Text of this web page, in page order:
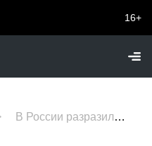
16+
В России разразилась война японцев за покупателей: CX-5 обошла RAV4 и Highlander